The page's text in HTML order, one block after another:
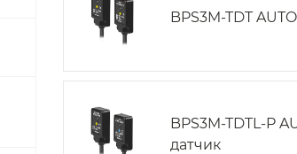
BPS3M-TDT
BPS3M-TDTL-P
датчик